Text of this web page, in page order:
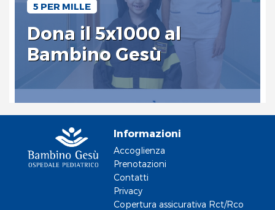
5 PER MILLE
Dona il 5x1000 al
Bambino Gesù
Informazioni
Accoglienza
Prenotazioni
Contatti
Privacy
Copertura assicurativa Rct/Rco